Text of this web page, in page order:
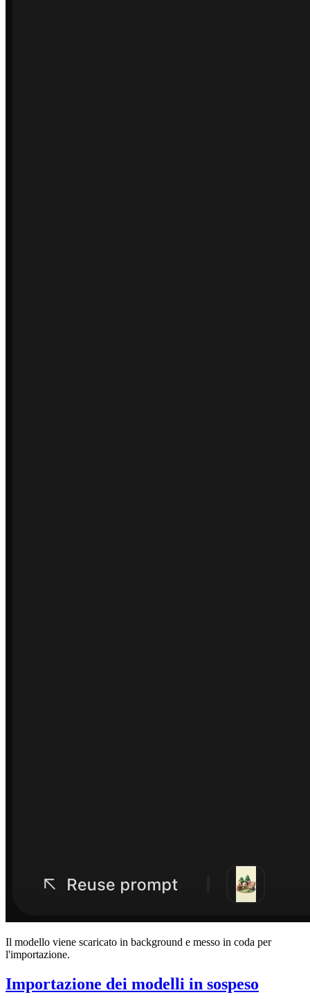
Il modello viene scaricato in background e messo in coda per
l'importazione.
Importazione dei modelli in sospeso